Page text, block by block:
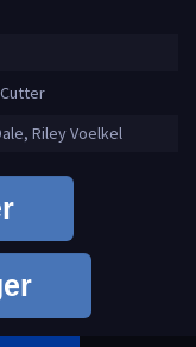
Riley Voelkel